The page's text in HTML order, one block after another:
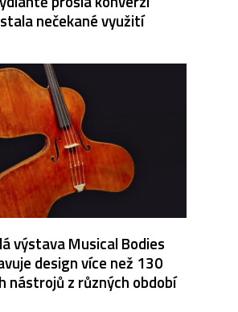
nečekané využití
výstava Musical Bodies
design více než 130
nástrojů z různých období